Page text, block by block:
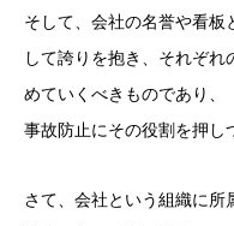
そして、会社の名誉や看板
して誇りを抱き、それぞ
めていくべきものであり、
事故防止にその役割を押し
さて、会社という組織に所